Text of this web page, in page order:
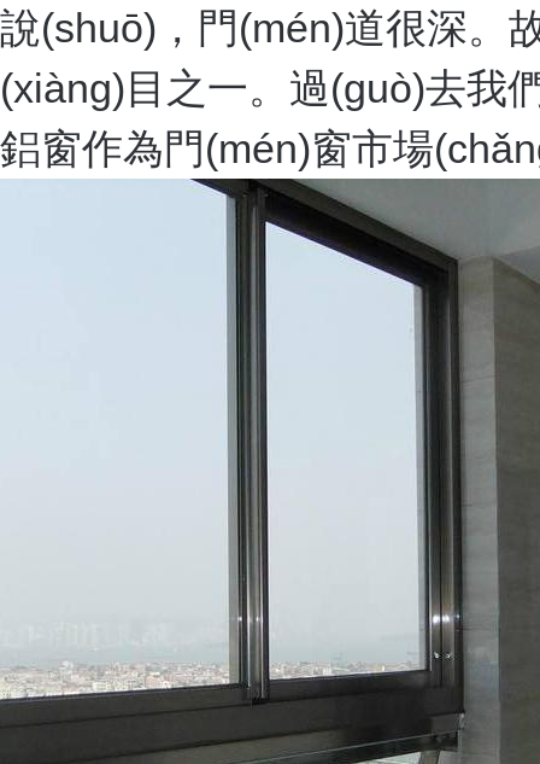
說(shuō)，門(mén)道很深。
(xiàng)目之一。過(guò)去我
鋁窗作為門(mén)窗市場